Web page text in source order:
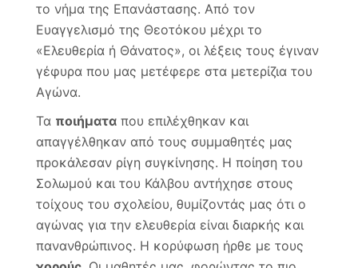
το νήμα της Επανάστασης. Από τον
Ευαγγελισμό της Θεοτόκου μέχρι το
«Ελευθερία ή Θάνατος», οι λέξεις τους έγιναν
γέφυρα που μας μετέφερε στα μετερίζια του
Αγώνα.
Τα ποιήματα που επιλέχθηκαν και
απαγγέλθηκαν από τους συμμαθητές μας
προκάλεσαν ρίγη συγκίνησης. Η ποίηση του
Σολωμού και του Κάλβου αντήχησε στους
τοίχους του σχολείου, θυμίζοντάς μας ότι ο
αγώνας για την ελευθερία είναι διαρκής και
πανανθρώπινος. Η κορύφωση ήρθε με τους